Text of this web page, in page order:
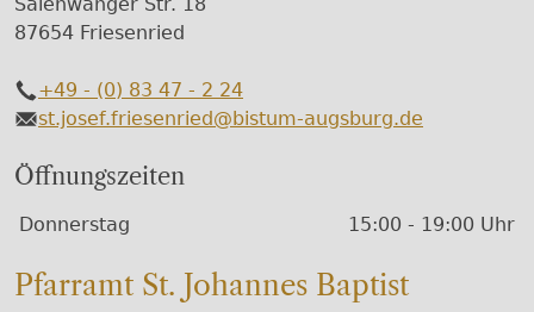
87654 Friesenried
Telefon
+49 - (0) 83 47 - 2 24
E-Mail
st.josef.friesenried@bistum-augsburg.de
Öffnungszeiten
Wochentage / Monate
Öffnungszeiten / Hinweise
Donnerstag 15:00 - 19:00 Uhr
Pfarramt St. Johannes Baptist